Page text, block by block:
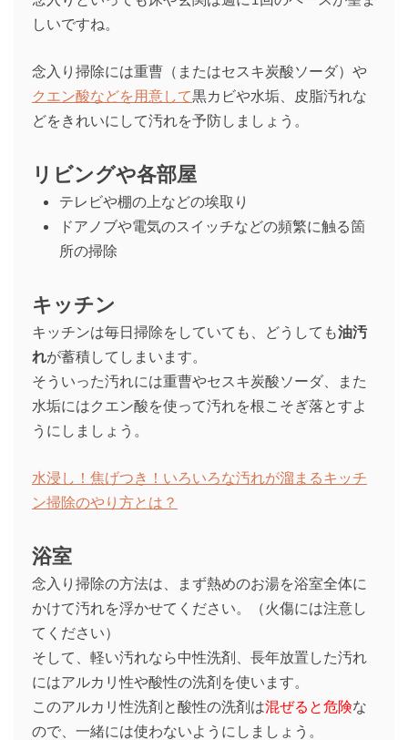
しいですね。
念入り掃除には重曹（またはセスキ炭酸ソーダ）や
クエン酸などを用意して黒カビや水垢、皮脂汚れな
どをきれいにして汚れを予防しましょう。
リビングや各部屋
テレビや棚の上などの埃取り
ドアノブや電気のスイッチなどの頻繁に触る箇
所の掃除
キッチン
キッチンは毎日掃除をしていても、どうしても油汚
れが蓄積してしまいます。
そういった汚れには重曹やセスキ炭酸ソーダ、また
水垢にはクエン酸を使って汚れを根こそぎ落とすよ
うにしましょう。
水浸し！焦げつき！いろいろな汚れが溜まるキッチ
ン掃除のやり方とは？
浴室
念入り掃除の方法は、まず熱めのお湯を浴室全体に
かけて汚れを浮かせてください。（火傷には注意し
てください）
そして、軽い汚れなら中性洗剤、長年放置した汚れ
にはアルカリ性や酸性の洗剤を使います。
このアルカリ性洗剤と酸性の洗剤は混ぜると危険な
ので、一緒には使わないようにしましょう。